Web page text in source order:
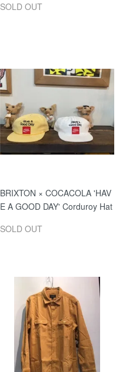
SOLD OUT
BRIXTON × COCACOLA 'HAV
E A GOOD DAY' Corduroy Hat
SOLD OUT